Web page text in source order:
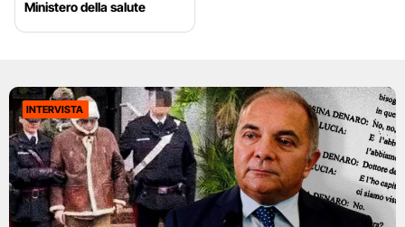
Ministero della salute
INTERVISTA